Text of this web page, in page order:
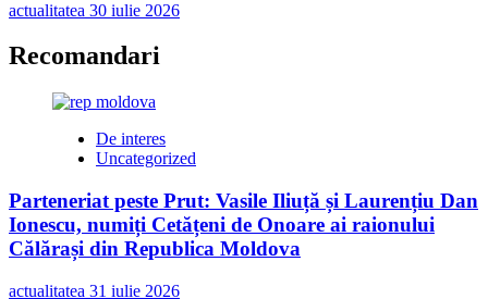
actualitatea 30 iulie 2026
Recomandari
De interes
Uncategorized
Parteneriat peste Prut: Vasile Iliuță și Laurențiu Dan
Ionescu, numiți Cetățeni de Onoare ai raionului
Călărași din Republica Moldova
actualitatea 31 iulie 2026